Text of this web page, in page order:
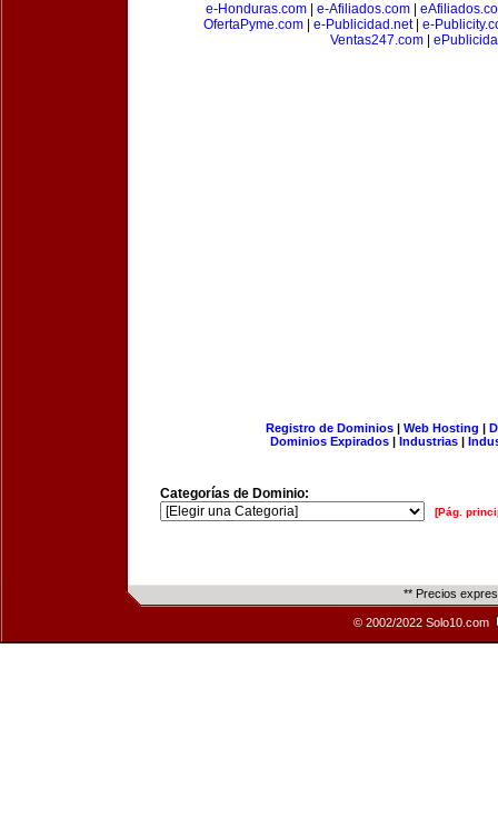
e-Honduras.com| e-Afiliados.com|
OfertaPyme.com| e-Publicidad.net| e-
Ventas247.com
Registro de Dominios| Web Hosting |
Dominios Expirados | Industrias |
Categorías de Dominio:
[Pág.
** Precios
© 2002/2022 Solo10.com